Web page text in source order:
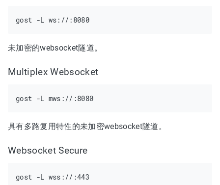
gost -L ws://:8080
未加密的websocket隧道。
Multiplex Websocket
具有多路复用特性的未加密websocket隧道。
Websocket Secure